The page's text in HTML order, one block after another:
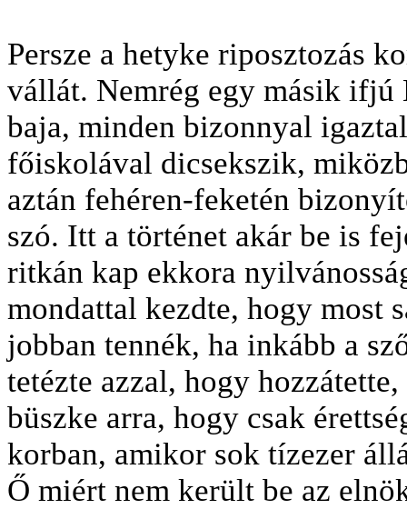
Persze a hetyke riposztozás
vállát. Nemrég egy másik
baja, minden bizonnyal
főiskolával dicsekszik,
aztán fehéren-feketén
szó. Itt a történet akár be is
ritkán kap ekkora
mondattal kezdte, hogy most
jobban tennék, ha inkább a
tetézte azzal, hogy
büszke arra, hogy csak
korban, amikor sok tízezer
Ő miért nem került be az